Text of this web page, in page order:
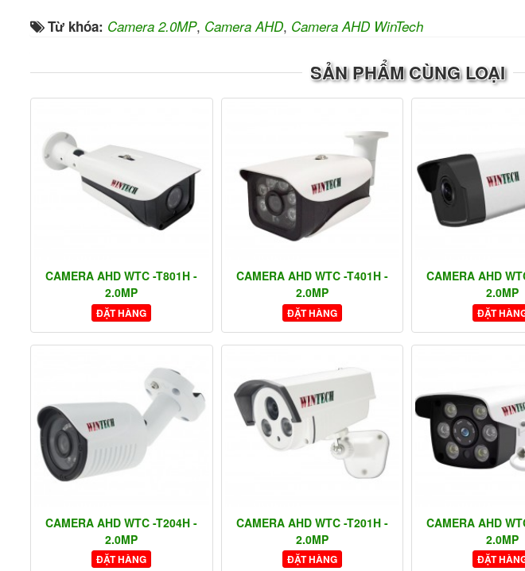
Từ khóa: Camera 2.0MP, Camera AHD, Camera AHD WinTech
SẢN PHẨM CÙNG LOẠI
CAMERA AHD WTC -T801H -
2.0MP
ĐẶT HÀNG
CAMERA AHD WTC -T401H -
2.0MP
ĐẶT HÀNG
CAMERA AHD
2.0MP
ĐẶT
CAMERA AHD WTC -T204H -
2.0MP
ĐẶT HÀNG
CAMERA AHD WTC -T201H -
2.0MP
ĐẶT HÀNG
CAMERA AHD
2.0MP
ĐẶT